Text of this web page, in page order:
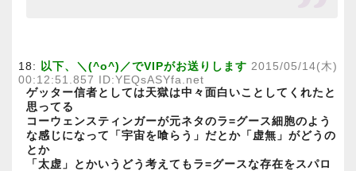
18: 以下、＼(^o^)／でVIPがお送りします 2015/05/14(木)
00:12:51.857 ID:YEQsASYfa.net
ゲッター信者としては天獄は中々面白いことしてくれたと
思ってる
コーウェンスティンガーが元ネタのラ=グース細胞のよう
な感じになって「宇宙を喰らう」だとか「虚無」がどうの
とか
「太虚」とかいうどう考えてもラ=グースな存在をスパロ